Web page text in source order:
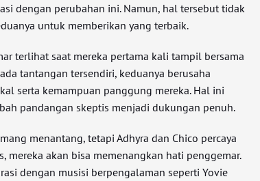
dengan perubahan ini. Namun, hal tersebut tidak
untuk memberikan yang terbaik.
terlihat saat mereka pertama kali tampil bersama
tantangan tersendiri, keduanya berusaha
serta kemampuan panggung mereka. Hal ini
pandangan skeptis menjadi dukungan penuh.
menantang, tetapi Adhyra dan Chico percaya
mereka akan bisa memenangkan hati penggemar.
dengan musisi berpengalaman seperti Yovie